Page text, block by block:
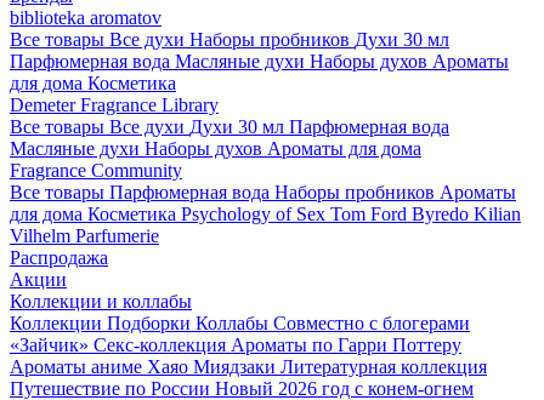
biblioteka aromatov
Все товары Все духи Наборы пробников Духи 30 мл
Парфюмерная вода Масляные духи Наборы духов Ароматы
для дома Косметика
Demeter Fragrance Library
Все товары Все духи Духи 30 мл Парфюмерная вода
Масляные духи Наборы духов Ароматы для дома
Fragrance Community
Все товары Парфюмерная вода Наборы пробников Ароматы
для дома Косметика Psychology of Sex Tom Ford Byredo Kilian
Vilhelm Parfumerie
Распродажа
Акции
Коллекции и коллабы
Коллекции Подборки Коллабы Совместно с блогерами
«Зайчик» Секс-коллекция Ароматы по Гарри Поттеру
Ароматы аниме Хаяо Миядзаки Литературная коллекция
Путешествие по России Новый 2026 год с конем-огнем